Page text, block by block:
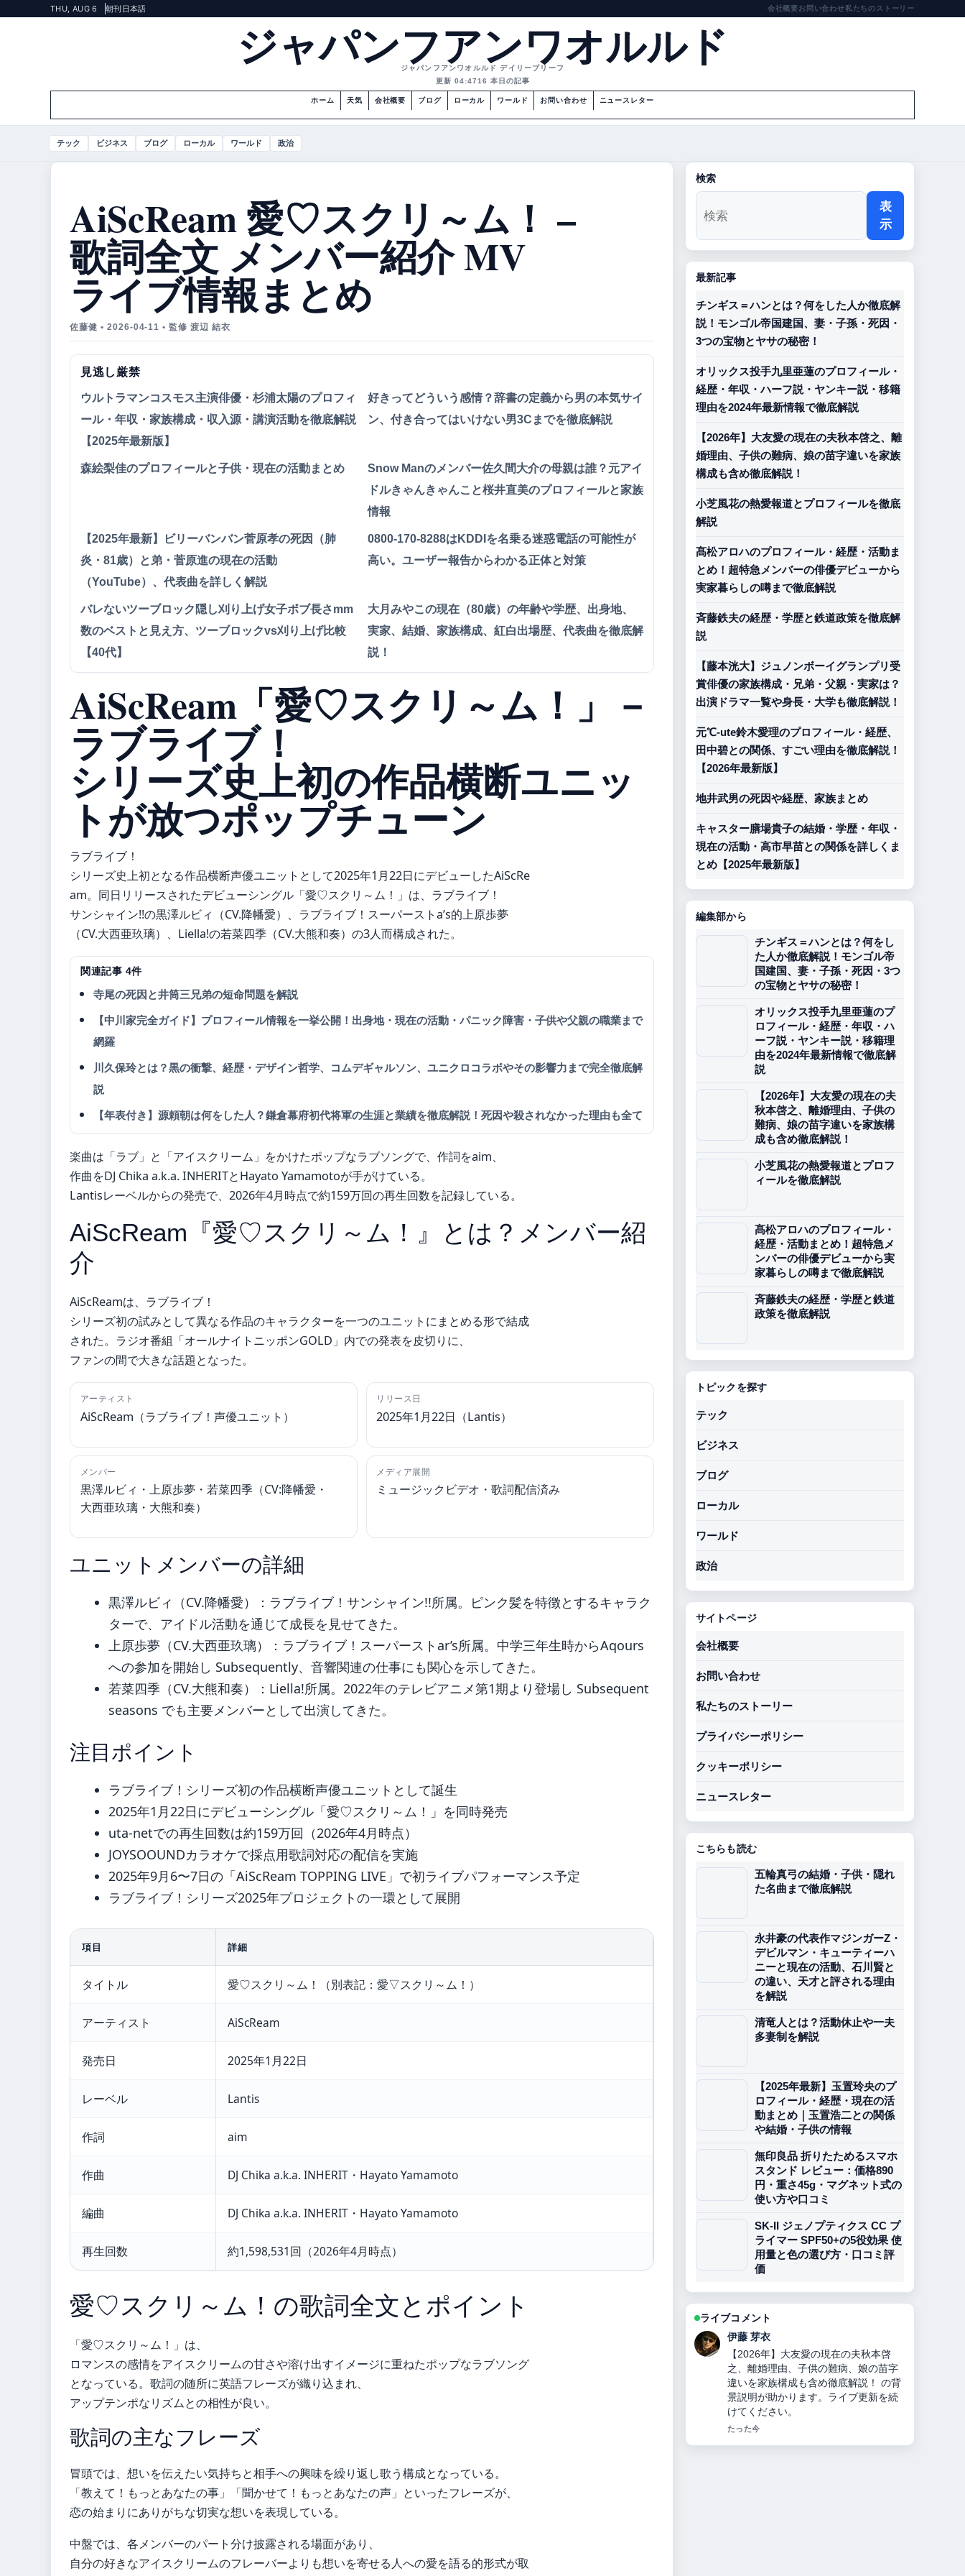
THU, AUG 6 朝刊 日本語 会社概要お問い合わせ私たちのストーリー
ジャパンフアンワオルルド
ジャパンフアンワオルルド デイリーブリーフ
更新 04:4716 本日の記事
ホーム 天気 会社概要 ブログ ローカル ワールド お問い合わせ ニュースレター
テック ビジネス ブログ ローカル ワールド 政治
AiScReam 愛♡スクリ～ム！ –
歌詞全文 メンバー紹介 MV
ライブ情報まとめ
佐藤健 • 2026-04-11 • 監修 渡辺 結衣
見逃し厳禁
ウルトラマンコスモス主演俳優・杉浦太陽のプロフィ
ール・年収・家族構成・収入源・講演活動を徹底解説
【2025年最新版】
好きってどういう感情？辞書の定義から男の本気サイ
ン、付き合ってはいけない男3Cまでを徹底解説
森絵梨佳のプロフィールと子供・現在の活動まとめ
Snow Manのメンバー佐久間大介の母親は誰？元アイ
ドルきゃんきゃんこと桜井直美のプロフィールと家族
情報
【2025年最新】ビリーバンバン菅原孝の死因（肺
炎・81歳）と弟・菅原進の現在の活動
（YouTube）、代表曲を詳しく解説
0800-170-8288はKDDIを名乗る迷惑電話の可能性が
高い。ユーザー報告からわかる正体と対策
バレないツーブロック隠し刈り上げ女子ボブ長さmm
数のベストと見え方、ツーブロックvs刈り上げ比較
【40代】
大月みやこの現在（80歳）の年齢や学歴、出身地、
実家、結婚、家族構成、紅白出場歴、代表曲を徹底解
説！
AiScReam「愛♡スクリ～ム！」－
ラブライブ！
シリーズ史上初の作品横断ユニッ
トが放つポップチューン
ラブライブ！
シリーズ史上初となる作品横断声優ユニットとして2025年1月22日にデビューしたAiScRe
am。同日リリースされたデビューシングル「愛♡スクリ～ム！」は、ラブライブ！
サンシャイン!!の黒澤ルビィ（CV.降幡愛）、ラブライブ！スーパーストa’s的上原歩夢
（CV.大西亜玖璃）、Liella!の若菜四季（CV.大熊和奏）の3人而構成された。
関連記事 4件
寺尾の死因と井筒三兄弟の短命問題を解説
【中川家完全ガイド】プロフィール情報を一挙公開！出身地・現在の活動・パニック障害・子供や父親の職業まで
網羅
川久保玲とは？黒の衝撃、経歴・デザイン哲学、コムデギャルソン、ユニクロコラボやその影響力まで完全徹底解
説
【年表付き】源頼朝は何をした人？鎌倉幕府初代将軍の生涯と業績を徹底解説！死因や殺されなかった理由も全て
楽曲は「ラブ」と「アイスクリーム」をかけたポップなラブソングで、作詞をaim、
作曲をDJ Chika a.k.a. INHERITとHayato Yamamotoが手がけている。
Lantisレーベルからの発売で、2026年4月時点で約159万回の再生回数を記録している。
AiScReam『愛♡スクリ～ム！』とは？メンバー紹
介
AiScReamは、ラブライブ！
シリーズ初の試みとして異なる作品のキャラクターを一つのユニットにまとめる形で結成
された。ラジオ番組「オールナイトニッポンGOLD」内での発表を皮切りに、
ファンの間で大きな話題となった。
アーティスト
AiScReam（ラブライブ！声優ユニット）
リリース日
2025年1月22日（Lantis）
メンバー
黒澤ルビィ・上原歩夢・若菜四季（CV:降幡愛・
大西亜玖璃・大熊和奏）
メディア展開
ミュージックビデオ・歌詞配信済み
ユニットメンバーの詳細
黒澤ルビィ（CV.降幡愛）：ラブライブ！サンシャイン!!所属。ピンク髪を特徴とするキャラク
ターで、アイドル活動を通じて成長を見せてきた。
上原歩夢（CV.大西亜玖璃）：ラブライブ！スーパーストar’s所属。中学三年生時からAqours
への参加を開始し Subsequently、音響関連の仕事にも関心を示してきた。
若菜四季（CV.大熊和奏）：Liella!所属。2022年のテレビアニメ第1期より登場し Subsequent
seasons でも主要メンバーとして出演してきた。
注目ポイント
ラブライブ！シリーズ初の作品横断声優ユニットとして誕生
2025年1月22日にデビューシングル「愛♡スクリ～ム！」を同時発売
uta-netでの再生回数は約159万回（2026年4月時点）
JOYSOOUNDカラオケで採点用歌詞対応の配信を実施
2025年9月6〜7日の「AiScReam TOPPING LIVE」で初ライブパフォーマンス予定
ラブライブ！シリーズ2025年プロジェクトの一環として展開
項目 詳細
タイトル 愛♡スクリ～ム！（別表記：愛▽スクリ～ム！）
アーティスト AiScReam
発売日 2025年1月22日
レーベル Lantis
作詞 aim
作曲 DJ Chika a.k.a. INHERIT・Hayato Yamamoto
編曲 DJ Chika a.k.a. INHERIT・Hayato Yamamoto
再生回数 約1,598,531回（2026年4月時点）
愛♡スクリ～ム！の歌詞全文とポイント
「愛♡スクリ～ム！」は、
ロマンスの感情をアイスクリームの甘さや溶け出すイメージに重ねたポップなラブソング
となっている。歌詞の随所に英語フレーズが織り込まれ、
アップテンポなリズムとの相性が良い。
歌詞の主なフレーズ
冒頭では、想いを伝えたい気持ちと相手への興味を繰り返し歌う構成となっている。
「教えて！もっとあなたの事」「聞かせて！もっとあなたの声」といったフレーズが、
恋の始まりにありがちな切実な想いを表現している。
中盤では、各メンバーのパート分け披露される場面があり、
自分の好きなアイスクリームのフレーバーよりも想いを寄せる人への愛を語る的形式が取
検索
表
示
最新記事
チンギス＝ハンとは？何をした人か徹底解
説！モンゴル帝国建国、妻・子孫・死因・
3つの宝物とヤサの秘密！
オリックス投手九里亜蓮のプロフィール・
経歴・年収・ハーフ説・ヤンキー説・移籍
理由を2024年最新情報で徹底解説
【2026年】大友愛の現在の夫秋本啓之、離
婚理由、子供の難病、娘の苗字違いを家族
構成も含め徹底解説！
小芝風花の熱愛報道とプロフィールを徹底
解説
髙松アロハのプロフィール・経歴・活動ま
とめ！超特急メンバーの俳優デビューから
実家暮らしの噂まで徹底解説
斉藤鉄夫の経歴・学歴と鉄道政策を徹底解
説
【藤本洸大】ジュノンボーイグランプリ受
賞俳優の家族構成・兄弟・父親・実家は？
出演ドラマ一覧や身長・大学も徹底解説！
元℃-ute鈴木愛理のプロフィール・経歴、
田中碧との関係、すごい理由を徹底解説！
【2026年最新版】
地井武男の死因や経歴、家族まとめ
キャスター膳場貴子の結婚・学歴・年収・
現在の活動・高市早苗との関係を詳しくま
とめ【2025年最新版】
編集部から
チンギス＝ハンとは？何をし
た人か徹底解説！モンゴル帝
国建国、妻・子孫・死因・3つ
の宝物とヤサの秘密！
オリックス投手九里亜蓮のプ
ロフィール・経歴・年収・ハ
ーフ説・ヤンキー説・移籍理
由を2024年最新情報で徹底解
説
【2026年】大友愛の現在の夫
秋本啓之、離婚理由、子供の
難病、娘の苗字違いを家族構
成も含め徹底解説！
小芝風花の熱愛報道とプロフ
ィールを徹底解説
髙松アロハのプロフィール・
経歴・活動まとめ！超特急メ
ンバーの俳優デビューから実
家暮らしの噂まで徹底解説
斉藤鉄夫の経歴・学歴と鉄道
政策を徹底解説
トピックを探す
テック
ビジネス
ブログ
ローカル
ワールド
政治
サイトページ
会社概要
お問い合わせ
私たちのストーリー
プライバシーポリシー
クッキーポリシー
ニュースレター
こちらも読む
五輪真弓の結婚・子供・隠れ
た名曲まで徹底解説
永井豪の代表作マジンガーZ・
デビルマン・キューティーハ
ニーと現在の活動、石川賢と
の違い、天才と評される理由
を解説
清竜人とは？活動休止や一夫
多妻制を解説
【2025年最新】玉置玲央のプ
ロフィール・経歴・現在の活
動まとめ｜玉置浩二との関係
や結婚・子供の情報
無印良品 折りたためるスマホ
スタンド レビュー：価格890
円・重さ45g・マグネット式の
使い方や口コミ
SK-II ジェノプティクス CC プ
ライマー SPF50+の5役効果 使
用量と色の選び方・口コミ評
価
ライブコメント
鈴木 蒼
チンギス＝ハンとは？何をした人か徹
底解説！モンゴル帝国建国、妻・子
孫・死因・3つの宝物とヤサの秘密！
の報道は丁寧で、流れを追いやすいで
す。
3 分前